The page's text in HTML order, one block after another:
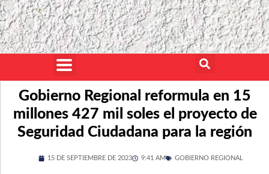
Gobierno Regional reformula en 15
millones 427 mil soles el proyecto de
Seguridad Ciudadana para la región
15 DE SEPTIEMBRE DE 2023 9:41 AM GOBIERNO REGIONAL